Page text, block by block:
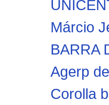
Márcio
BARRA
Agerp
Corolla